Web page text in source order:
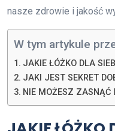
nasze zdrowie i jakość
W tym artykule
JAKIE ŁÓŻKO DLA
JAKI JEST SEKRET
NIE MOŻESZ ZASNĄĆ